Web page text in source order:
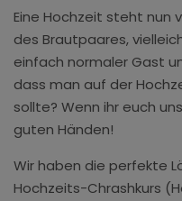
Eine Hochzeit steht nun
des Brautpaares,
einfach normaler Gast
dass man auf der
sollte? Wenn ihr euch
guten Händen!
Wir haben die perfekte
Hochzeits-Chrashkurs